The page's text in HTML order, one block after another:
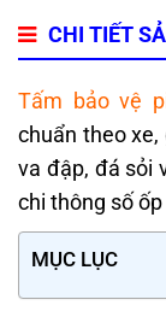
CHI TIẾT
Tấm bảo vệ
chuẩn theo
va đập, đá sỏi
chi thông số
MỤC LỤC